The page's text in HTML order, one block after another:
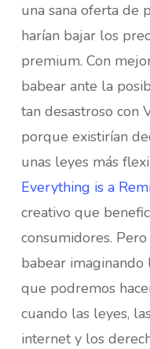
una sana oferta de
harían bajar los
premium. Con
babear ante la
tan desastroso con
porque existirían
unas leyes más
Everything is a
creativo que
consumidores.
babear
que podremos
cuando las leyes,
internet y los